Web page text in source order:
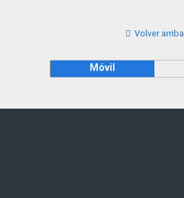
Volver arriba
Móvil